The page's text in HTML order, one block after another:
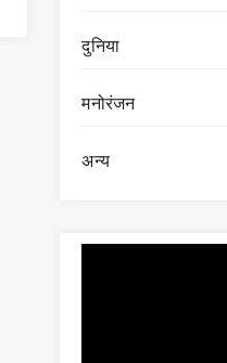
दुनिया
मनोरंजन
अन्य